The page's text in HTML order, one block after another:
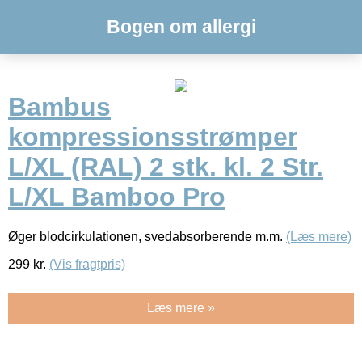
Bogen om allergi
Bambus
kompressionsstrømper
L/XL (RAL) 2 stk. kl. 2 Str.
L/XL Bamboo Pro
Øger blodcirkulationen, svedabsorberende m.m. (Læs mere)
299 kr. (Vis fragtpris)
Læs mere »